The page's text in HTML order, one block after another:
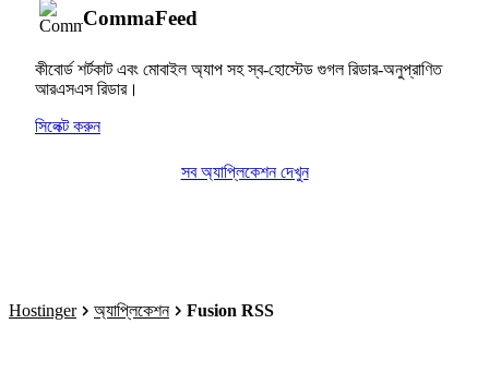
CommaFeed
কীবোর্ড শর্টকাট এবং মোবাইল অ্যাপ সহ স্ব-হোস্টেড গুগল রিডার-অনুপ্রাণিত
আরএসএস রিডার।
সিলেক্ট করুন
সব অ্যাপ্লিকেশন দেখুন
Hostinger অ্যাপ্লিকেশন Fusion RSS